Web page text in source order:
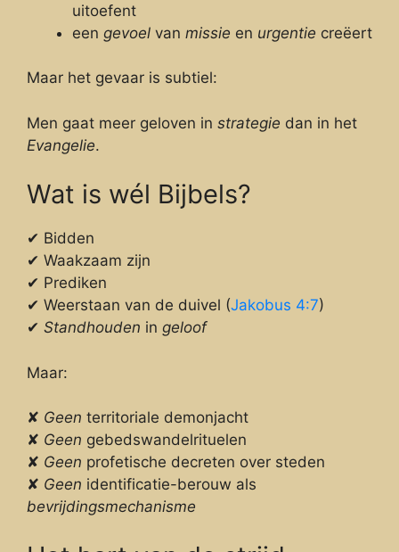
uitoefent
een gevoel van missie en urgentie creëert
Maar het gevaar is subtiel:
Men gaat meer geloven in strategie dan in het
Evangelie.
Wat is wél Bijbels?
✔ Bidden
✔ Waakzaam zijn
✔ Prediken
✔ Weerstaan van de duivel (Jakobus 4:7)
✔ Standhouden in geloof
Maar:
✘ Geen territoriale demonjacht
✘ Geen gebedswandelrituelen
✘ Geen profetische decreten over steden
✘ Geen identificatie-berouw als
bevrijdingsmechanisme